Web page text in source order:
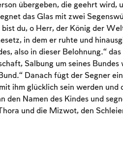
übergeben, die geehrt wird,
das Glas mit zwei
du, o Herr, der König der
in dem er ruhte und
also in dieser Belohnung.“ das
Salbung um seines Bundes
Danach fügt der Segner
ihm glücklich sein werden und
Namen des Kindes und
und die Mizwot, den
you'll need to create